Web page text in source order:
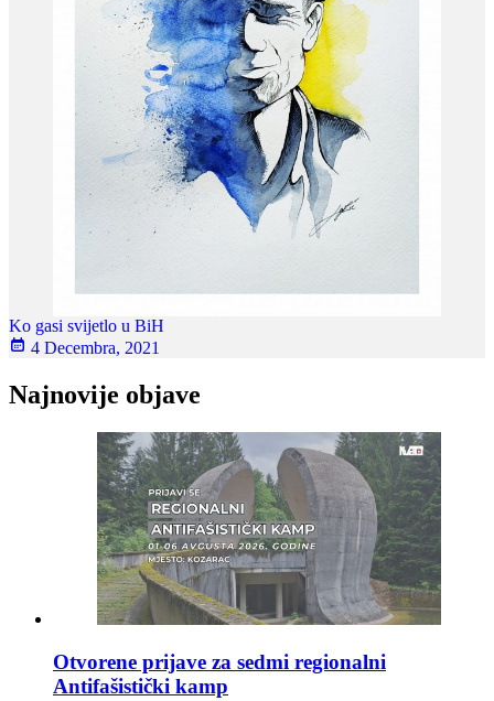
Ko gasi svijetlo u BiH
4 Decembra, 2021
Najnovije objave
Otvorene prijave za sedmi regionalni
Antifašistički kamp